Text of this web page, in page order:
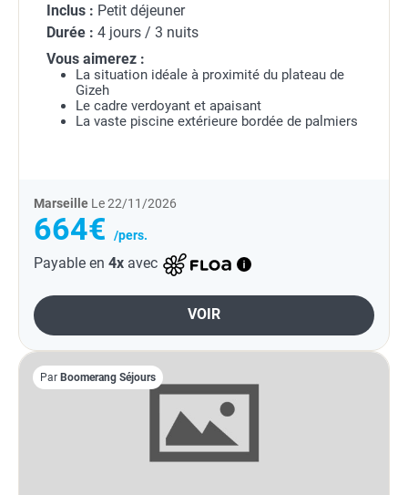
Inclus : Petit déjeuner
Durée : 4 jours / 3 nuits
Vous aimerez :
La situation idéale à proximité du plateau de
Gizeh
Le cadre verdoyant et apaisant
La vaste piscine extérieure bordée de palmiers
Marseille Le 22/11/2026
664€ /pers.
Payable en 4x avec
VOIR
Par Boomerang Séjours